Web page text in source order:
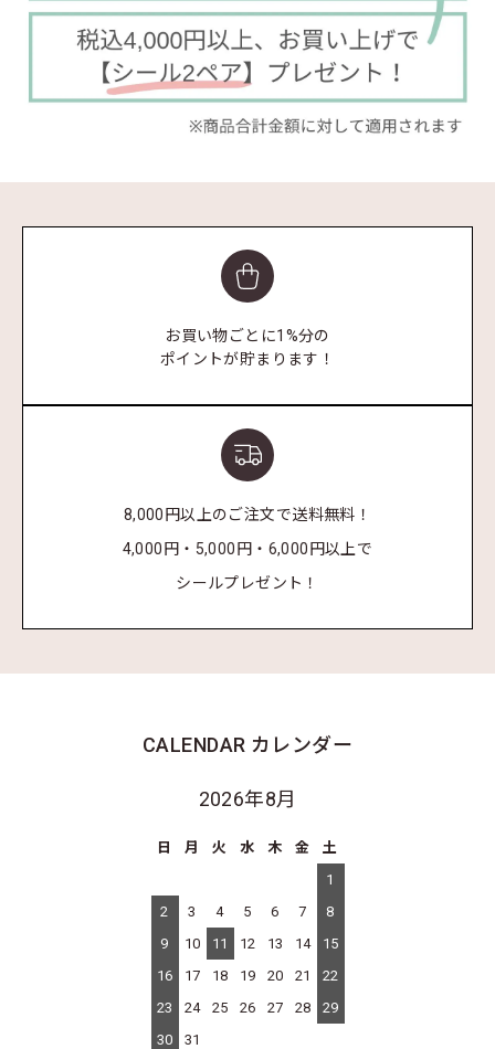
お買い物ごとに1%分の
ポイントが貯まります！
8,000円以上のご注文で送料無料！
4,000円・5,000円・6,000円以上で
シールプレゼント！
CALENDAR カレンダー
2026年8月
日 月 火 水 木 金
土
1
2
3 4 5 6 7
8
9
10 11 12 13 14
15
16
17 18 19 20 21
22
23
24 25 26 27 28
29
30
31